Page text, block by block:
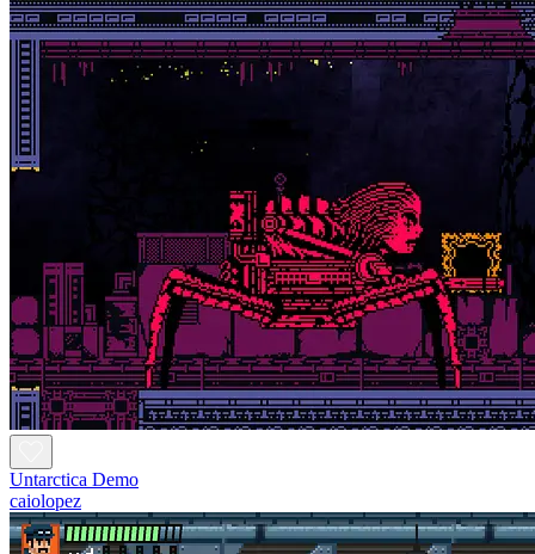
Untarctica Demo
caiolopez